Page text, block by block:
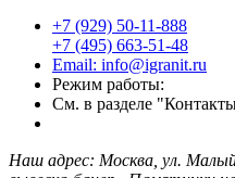
+7 (929) 50-11-888
+7 (495) 663-51-48
Email: info@igranit.ru
Режим работы:
См. в разделе
Наш адрес: Москва, ул. Малый